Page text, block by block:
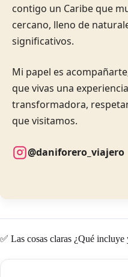
contigo un Caribe que
cercano, lleno de
significativos.
Mi papel es
que vivas una
transformadora,
que visitamos.
@daniforero_viajero
✅ Las cosas claras ¿Qué